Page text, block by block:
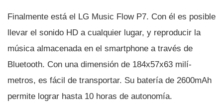
Finalmente está el LG Music Flow P7. Con él es posible
llevar el sonido HD a cualquier lugar, y reproducir la
música almacenada en el smartphone a través de
Bluetooth. Con una dimensión de 184x57x63 milí­
metros, es fácil de transportar. Su baterí­a de 2600mAh
permite lograr hasta 10 horas de autonomí­a.